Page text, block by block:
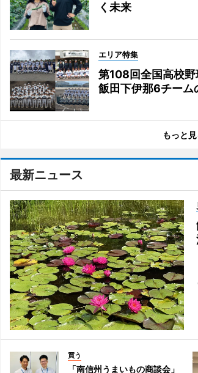
く未来
エリア特集
第108回全国高校
飯田下伊那6チーム
もっと
最新ニュース
買う
「南信州うまいもの商談会」